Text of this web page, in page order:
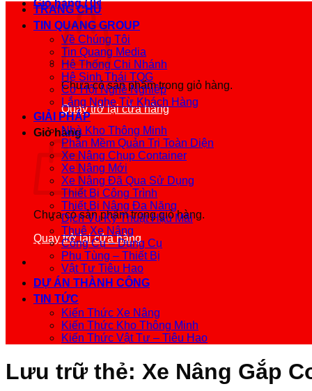
Giỏ hàng /0₫
Chưa có sản phẩm trong giỏ hàng.
Quay trở lại cửa hàng
Giỏ hàng
Chưa có sản phẩm trong giỏ hàng.
Quay trở lại cửa hàng
TRANG CHỦ
TIN QUANG GROUP
Về Chúng Tôi
Tin Quang Media
Hệ Thống Chi Nhánh
Hệ Sinh Thái TQG
Cơ Hội Nghề Nghiệp
Lắng Nghe Từ Khách Hàng
GIẢI PHÁP
Nhà Kho Thông Minh
Phần Mềm Quản Trị Toàn Diện
Xe Nâng Chụp Container
Xe Nâng Mới
Xe Nâng Đã Qua Sử Dụng
Thiết Bị Công Trình
Thiết Bị Nâng Đa Năng
Dịch Vụ Kỹ Thuật Hậu Mãi
Thuê Xe Nâng
Công Cụ – Dụng Cụ
Phụ Tùng – Thiết Bị
Vật Tư Tiêu Hao
DỰ ÁN THÀNH CÔNG
TIN TỨC
Kiến Thức Xe Nâng
Kiến Thức Kho Thông Minh
Kiến Thức Vật Tư – Tiêu Hao
Lưu trữ thẻ: Xe Nâng Gắp